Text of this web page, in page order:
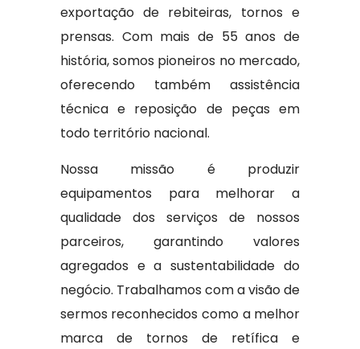
exportação de rebiteiras, tornos e
prensas. Com mais de 55 anos de
história, somos pioneiros no mercado,
oferecendo também assistência
técnica e reposição de peças em
todo território nacional.
Nossa missão é produzir
equipamentos para melhorar a
qualidade dos serviços de nossos
parceiros, garantindo valores
agregados e a sustentabilidade do
negócio. Trabalhamos com a visão de
sermos reconhecidos como a melhor
marca de tornos de retífica e